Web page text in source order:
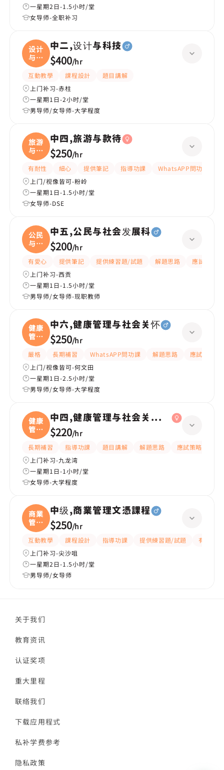
一星期2日-1.5小时/堂
女导师-全职补习
设计
与科
技
中二,设计与科技
$400/hr
互動教學 課程設計
題目講解
上门补习-赤柱
一星期1日-2小时/堂
男导师/女导师-大学程度
旅游
与款
待
中四,旅游与款待
$250/hr
有耐性 細心 提供筆記 指導功課
WhatsAPP問功課
上门/视像皆可-粉岭
一星期1日-1.5小时/堂
女导师-DSE
公民
与社
会
中五,公民与社会发展科
$200/hr
有愛心 提供筆記 提供練習題/試題 解題思路
應試策略
上门补习-西贡
一星期1日-1.5小时/堂
男导师/女导师-现职教师
健康
管理
与
中六,健康管理与社会关怀
$250/hr
嚴格 長期補習 WhatsAPP問功課 解題思路
應試策略
上门/视像皆可-何文田
一星期1日-2.5小时/堂
男导师/女导师-大学程度
健康
管理
与
中四,健康管理与社会关怀、中国语文
$220/hr
長期補習 指導功課 題目講解 解題思路 應試策略
上门补习-九龙湾
一星期1日-1小时/堂
女导师-大学程度
商業
管理
文
中级,商業管理文憑課程
$250/hr
互動教學 課程設計 指導功課 提供練習題/試題
有耐性
上门补习-尖沙咀
一星期2日-1.5小时/堂
男导师/女导师
关于我们
教育资讯
认证奖项
重大里程
联络我们
下载应用程式
私补学费参考
隐私政策